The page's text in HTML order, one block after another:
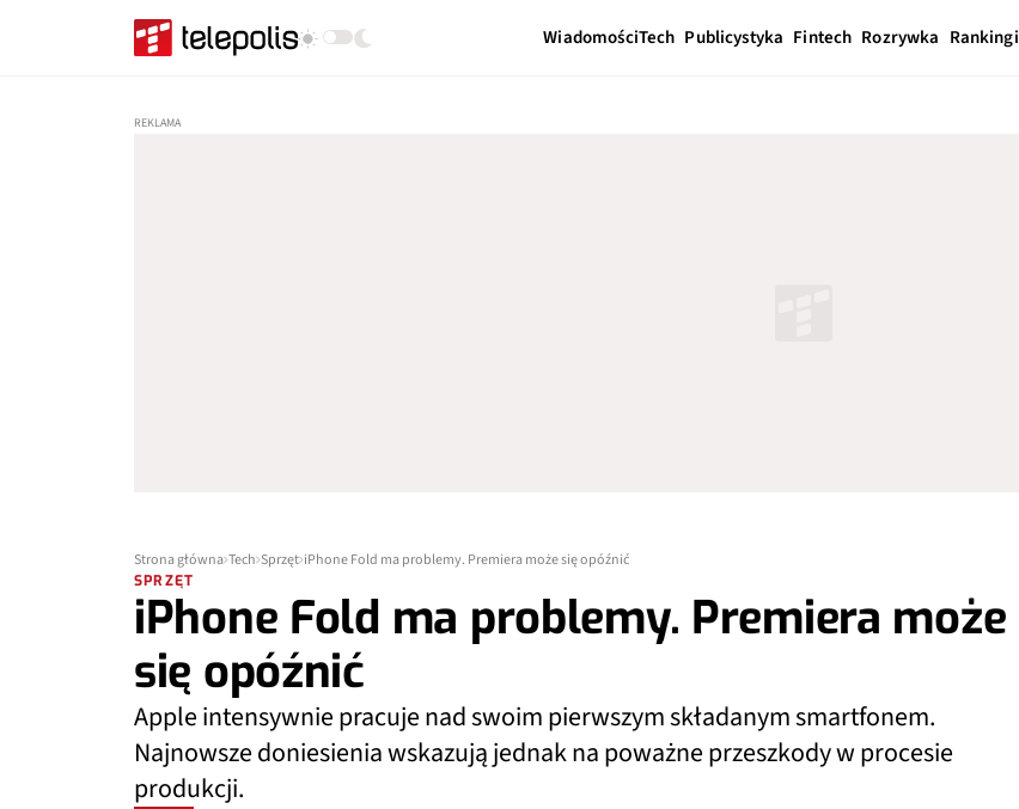
WiadomościTech Publicystyka Fintech Rozrywka Rankingi
Strona główna Tech Sprzęt iPhone Fold ma problemy. Premiera może się opóźnić
SPRZĘT
iPhone Fold ma problemy. Premiera może
się opóźnić
Apple intensywnie pracuje nad swoim pierwszym składanym smartfonem.
Najnowsze doniesienia wskazują jednak na poważne przeszkody w procesie
produkcji.